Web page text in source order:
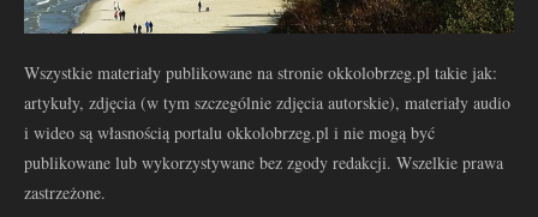
Wszystkie materiały publikowane na stronie okkolobrzeg.pl takie jak:
artykuły, zdjęcia (w tym szczególnie zdjęcia autorskie), materiały audio
i wideo są własnością portalu okkolobrzeg.pl i nie mogą być
publikowane lub wykorzystywane bez zgody redakcji. Wszelkie prawa
zastrzeżone.